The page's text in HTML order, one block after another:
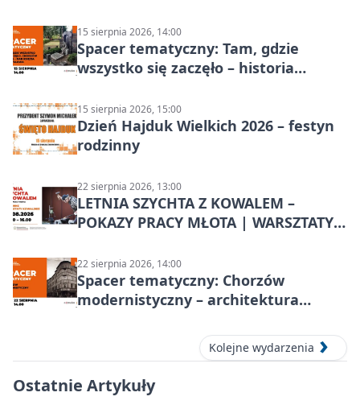
15 sierpnia 2026, 14:00
Spacer tematyczny: Tam, gdzie
wszystko się zaczęło – historia
15 sierpnia 2026, 15:00
Dzień Hajduk Wielkich 2026 – festyn
rodzinny
22 sierpnia 2026, 13:00
LETNIA SZYCHTA Z KOWALEM –
POKAZY PRACY MŁOTA | WARSZTATY
22 sierpnia 2026, 14:00
Spacer tematyczny: Chorzów
modernistyczny – architektura
Kolejne wydarzenia
Ostatnie Artykuły